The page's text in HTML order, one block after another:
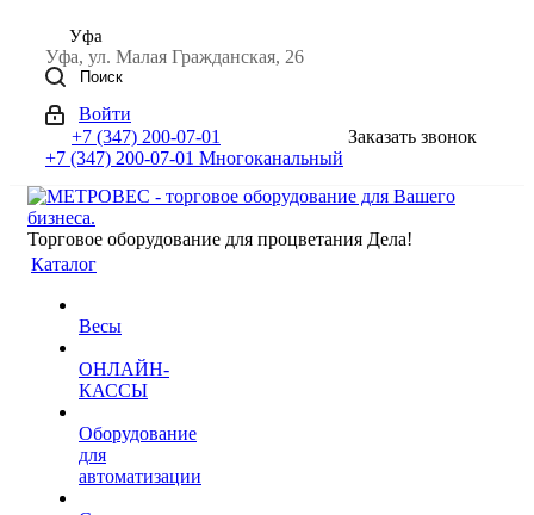
Уфа
Уфа, ул. Малая Гражданская, 26
Поиск
Войти
+7 (347) 200-07-01
+7 (347) 200-07-01 Многоканальный
Заказать звонок
Торговое оборудование для процветания Дела!
Каталог
Весы
ОНЛАЙН-
КАССЫ
Оборудование
для
автоматизации